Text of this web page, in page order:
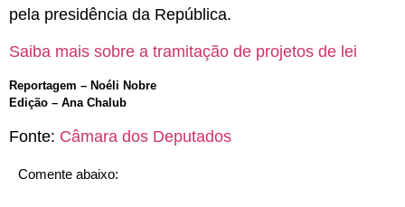
pela presidência da República.
Saiba mais sobre a tramitação de projetos de lei
Reportagem – Noéli Nobre
Edição – Ana Chalub
Fonte: Câmara dos Deputados
Comente abaixo: